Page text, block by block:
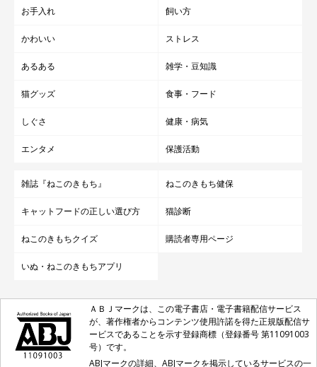
優しい後ろ姿に思わずウルッ…「愛情深い」と
思える猫の行動に反響
Twitterユーザー@mugi411さんの愛猫・むぎちゃん（♂）の「猫っ
て本当に愛情深い」と思えるような、飼い主さんだけでなく多くの
飼い主さんにゆっくり瞬きする猫 素敵な関係
Twitterユーザー@mugi411さんの愛猫・むぎちゃん（♂）。飼い主
件のいいね（2020年1月15日時点）がつくなど、大きな反響を呼ん
お手入れ 飼い方
かわいい ストレス
あるある 雑学・豆知識
猫グッズ 食事・フード
しぐさ 健康・病気
エンタメ 保護活動
雑誌『ねこのきもち』 ねこのきもち健保
キャットフードの正しい選び方 猫診断
ねこのきもちクイズ 購読者専用ページ
いぬ・ねこのきもちアプリ
ＡＢＪマークは、この電子書店・電子書籍配信サービス
が、著作権者からコンテンツ使用許諾を得た正規版配信サ
ービスであることを示す登録商標（登録番号 第11091003
号）です。
ABJマークの詳細、ABJマークを掲示しているサービスの一